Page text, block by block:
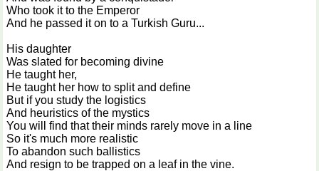
Who took it to the Emperor
And he passed it on to a Turkish Guru...
His daughter
Was slated for becoming divine
He taught her,
He taught her how to split and define
But if you study the logistics
And heuristics of the mystics
You will find that their minds rarely move in a line
So it's much more realistic
To abandon such ballistics
And resign to be trapped on a leaf in the vine.